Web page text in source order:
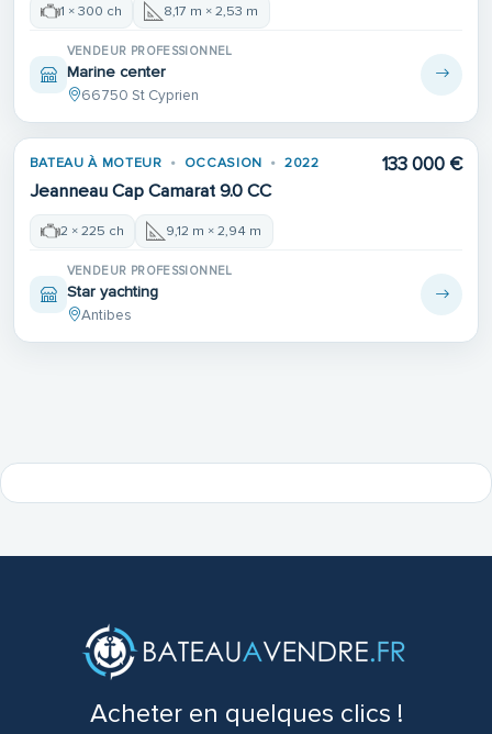
1 × 300 ch 8,17 m × 2,53 m
VENDEUR PROFESSIONNEL
Marine center
66750 St Cyprien
BATEAU À MOTEUR OCCASION 2022
Jeanneau Cap Camarat 9.0 CC
133 000 €
2 × 225 ch 9,12 m × 2,94 m
VENDEUR PROFESSIONNEL
Star yachting
Antibes
Acheter en quelques clics !